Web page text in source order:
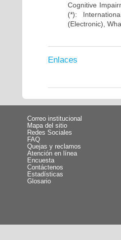
Cognitive
(*):
(Electronic),
Enlaces
Correo institucional
Mapa del sitio
Redes Sociales
FAQ
Quejas y reclamos
Atención en línea
Encuesta
Contáctenos
Estadísticas
Glosario